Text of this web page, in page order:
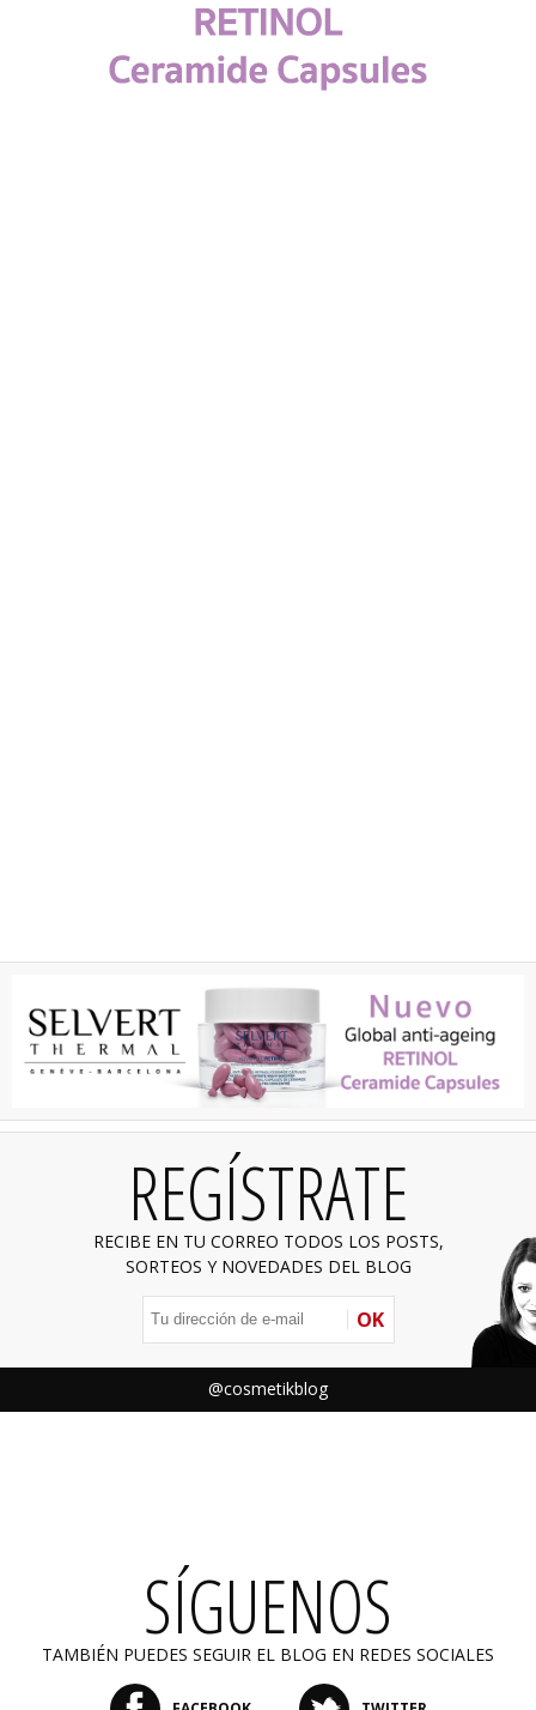
REGÍSTRATE
RECIBE EN TU CORREO TODOS LOS POSTS,
SORTEOS Y NOVEDADES DEL BLOG
OK
@cosmetikblog
SÍGUENOS
TAMBIÉN PUEDES SEGUIR EL BLOG EN REDES SOCIALES